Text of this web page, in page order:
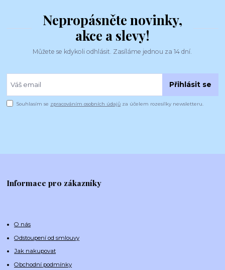
Nepropásněte novinky,
akce a slevy!
Můžete se kdykoli odhlásit. Zasíláme jednou za 14 dní.
Přihlásit se
Souhlasím se zpracováním osobních údajů za účelem rozesílky newsletteru.
Informace pro zákazníky
O nás
Odstoupení od smlouvy
Jak nakupovat
Obchodní podmínky